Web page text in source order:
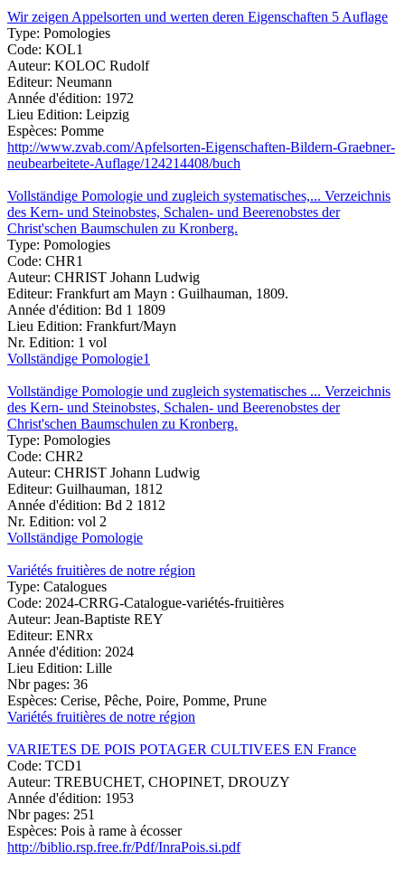
Wir zeigen Appelsorten und werten deren Eigenschaften 5 Auflage
Type: Pomologies
Code: KOL1
Auteur: KOLOC Rudolf
Editeur: Neumann
Année d'édition: 1972
Lieu Edition: Leipzig
Espèces: Pomme
http://www.zvab.com/Apfelsorten-Eigenschaften-Bildern-Graebner-
neubearbeitete-Auflage/124214408/buch
Vollständige Pomologie und zugleich systematisches,... Verzeichnis
des Kern- und Steinobstes, Schalen- und Beerenobstes der
Christ'schen Baumschulen zu Kronberg.
Type: Pomologies
Code: CHR1
Auteur: CHRIST Johann Ludwig
Editeur: Frankfurt am Mayn : Guilhauman, 1809.
Année d'édition: Bd 1 1809
Lieu Edition: Frankfurt/Mayn
Nr. Edition: 1 vol
Vollständige Pomologie1
Vollständige Pomologie und zugleich systematisches ... Verzeichnis
des Kern- und Steinobstes, Schalen- und Beerenobstes der
Christ'schen Baumschulen zu Kronberg.
Type: Pomologies
Code: CHR2
Auteur: CHRIST Johann Ludwig
Editeur: Guilhauman, 1812
Année d'édition: Bd 2 1812
Nr. Edition: vol 2
Vollständige Pomologie
Variétés fruitières de notre région
Type: Catalogues
Code: 2024-CRRG-Catalogue-variétés-fruitières
Auteur: Jean-Baptiste REY
Editeur: ENRx
Année d'édition: 2024
Lieu Edition: Lille
Nbr pages: 36
Espèces: Cerise, Pêche, Poire, Pomme, Prune
Variétés fruitières de notre région
VARIETES DE POIS POTAGER CULTIVEES EN France
Code: TCD1
Auteur: TREBUCHET, CHOPINET, DROUZY
Année d'édition: 1953
Nbr pages: 251
Espèces: Pois à rame à écosser
http://biblio.rsp.free.fr/Pdf/InraPois.si.pdf